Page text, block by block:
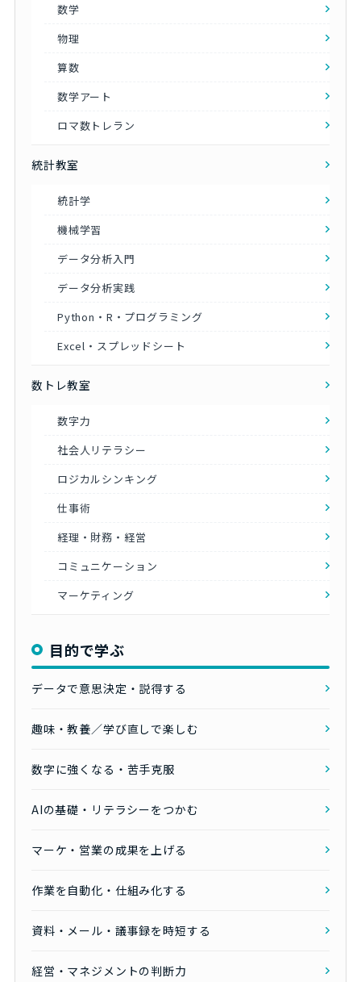
数学
物理
算数
数学アート
ロマ数トレラン
統計教室
統計学
機械学習
データ分析入門
データ分析実践
Python・R・プログラミング
Excel・スプレッドシート
数トレ教室
数字力
社会人リテラシー
ロジカルシンキング
仕事術
経理・財務・経営
コミュニケーション
マーケティング
目的で学ぶ
データで意思決定・説得する
趣味・教養／学び直しで楽しむ
数字に強くなる・苦手克服
AIの基礎・リテラシーをつかむ
マーケ・営業の成果を上げる
作業を自動化・仕組み化する
資料・メール・議事録を時短する
経営・マネジメントの判断力